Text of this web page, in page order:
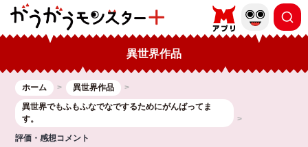
異世界作品
ホーム
異世界作品
異世界でもふもふなでなでするためにがんばってま
す。
評価・感想コメント